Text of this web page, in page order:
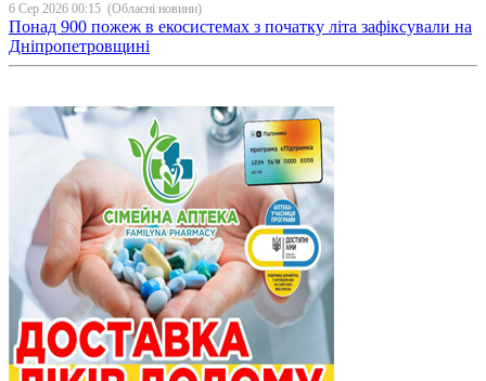
6 Сер 2026 00:15 (Обласні новини)
Понад 900 пожеж в екосистемах з початку літа зафіксували на
Дніпропетровщині